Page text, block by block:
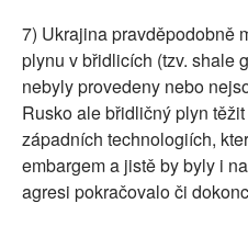
7) Ukrajina pravděpodobně
plynu v břidlicích (tzv. shale
nebyly provedeny nebo
Rusko ale břidličný plyn
západních technologiích,
embargem a jistě by byly i
agresi pokračovalo či